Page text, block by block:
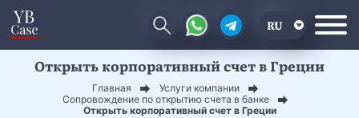
RU
EN
Открыть корпоративный счет в Греции
Главная
Услуги компании
Сопровождение по открытию счета в банке
Открыть корпоративный счет в Греции